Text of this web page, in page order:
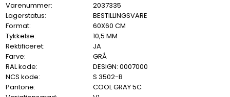
Varenummer:
2037335
Lagerstatus:
BESTILLINGSVARE
Format:
60X60 CM
Tykkelse:
10,5 MM
Rektificeret:
JA
Farve:
GRÅ
RAL kode:
DESIGN: 0007000
NCS kode:
S 3502-B
Pantone:
COOL GRAY 5C